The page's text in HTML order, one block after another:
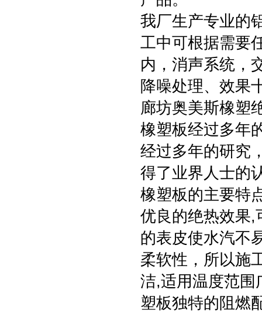
我厂生产专业的
工中可根据需要
内，消声系统，
降噪处理、效果
廊坊奥美斯橡塑
橡塑板经过多年
经过多年的研究
得了业界人士的
橡塑板的主要特
优良的绝热效果,
的表皮使水汽不
柔软性，所以施
洁,适用温度范
塑板独特的阻燃